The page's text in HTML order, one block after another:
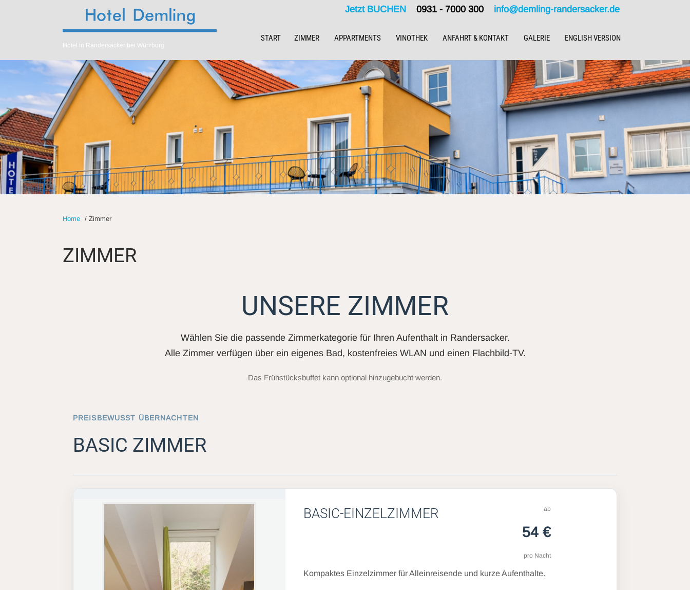
Hotel in Randersacker bei Würzburg
Jetzt BUCHEN0931 - 7000 300 info@demling-randersacker.de
START ZIMMER APPARTMENTS VINOTHEK ANFAHRT & KONTAKT GALERIE ENGLISH VERSION
Home / Zimmer
ZIMMER
UNSERE ZIMMER
Wählen Sie die passende Zimmerkategorie für Ihren Aufenthalt in Randersacker.
Alle Zimmer verfügen über ein eigenes Bad, kostenfreies WLAN und einen Flachbild-TV.
Das Frühstücksbuffet kann optional hinzugebucht werden.
PREISBEWUSST ÜBERNACHTEN
BASIC ZIMMER
BASIC-EINZELZIMMER ab
54 €
pro Nacht
Kompaktes Einzelzimmer für Alleinreisende und kurze Aufenthalte.